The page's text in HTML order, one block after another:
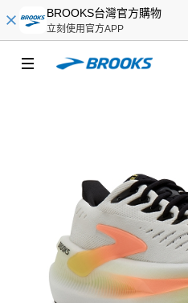
BROOKS台灣官方購物
立刻使用官方APP